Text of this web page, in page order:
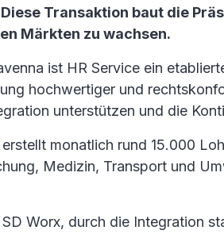
Transaktion baut die
Märkten zu wachsen.
ist HR Service ein
hochwertiger und
unterstützen und die
monatlich rund 15.000
Medizin, Transport und
Worx, durch die Integration